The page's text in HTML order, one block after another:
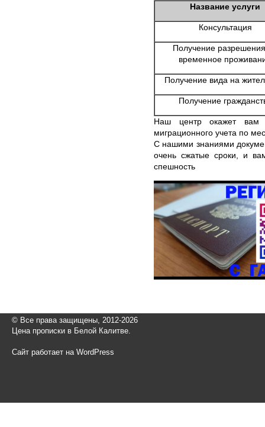
Название услуги
Консультация
Получение
временное
Получение вида на
Получение
Наш центр окажет вам
миграционного учета по
С нашими знаниями
очень сжатые сроки, и
спешность
© Все права защищены, 2012-2026
Цена прописки в Белой Калитве.
Сайт работает на WordPress